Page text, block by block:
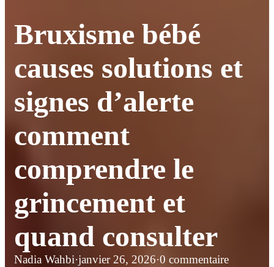
Bruxisme bébé
causes solutions et
signes d’alerte
comment
comprendre le
grincement et
quand consulter
Nadia Wahbi·janvier 26, 2026·0 commentaire